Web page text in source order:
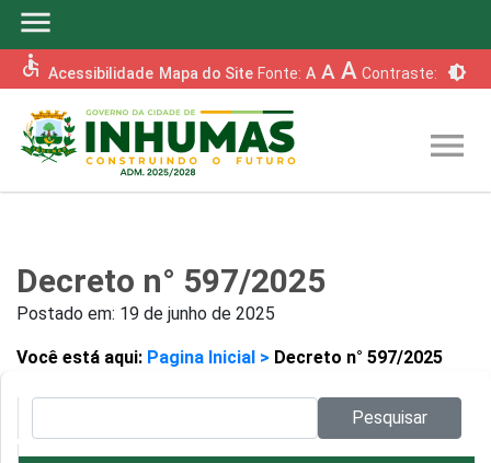
menu
accessible Acessibilidade Mapa do Site Fonte: A A A Contraste: brightness_6
menu
Decreto n° 597/2025
Postado em: 19 de junho de 2025
Você está aqui: Pagina Inicial > Decreto n° 597/2025
Pesquisar